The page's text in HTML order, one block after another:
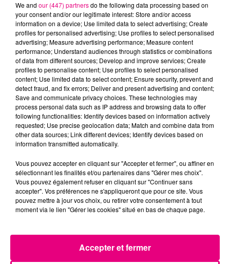
22 juillet 2026
Toulouse : circulation perturbée dans le
secteur François Verdier...
We and our (447) partnersdo the following data processing based on
your consent and/or our legitimate interest: Store and/or access
information on a device; Use limited data to select advertising; Create
profiles for personalised advertising; Use profiles to select personalised
advertising; Measure advertising performance; Measure content
performance; Understand audiences through statistics or combinations
of data from different sources; Develop and improve services; Create
profiles to personalise content; Use profiles to select personalised
content; Use limited data to select content; Ensure security, prevent and
detect fraud, and fix errors; Deliver and present advertising and content;
Save and communicate privacy choices. These technologies may
process personal data such as IP address and browsing data to offer
following functionalities: Identify devices based on information actively
requested; Use precise geolocation data; Match and combine data from
other data sources; Link different devices; Identify devices based on
information transmitted automatically.
Vous pouvez accepter en cliquant sur "Accepter et fermer", ou affiner en
sélectionnant les finalités et/ou partenaires dans "Gérer mes choix".
Vous pouvez également refuser en cliquant sur "Continuer sans
accepter". Vos préférences ne s'appliqueront que pour ce site. Vous
pouvez mettre à jour vos choix, ou retirer votre consentement à tout
moment via le lien "Gérer les cookies" situé en bas de chaque page.
Accepter et fermer